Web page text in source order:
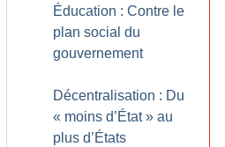
Éducation : Contre le
plan social du
gouvernement
Décentralisation : Du
« moins d’État » au
plus d’États